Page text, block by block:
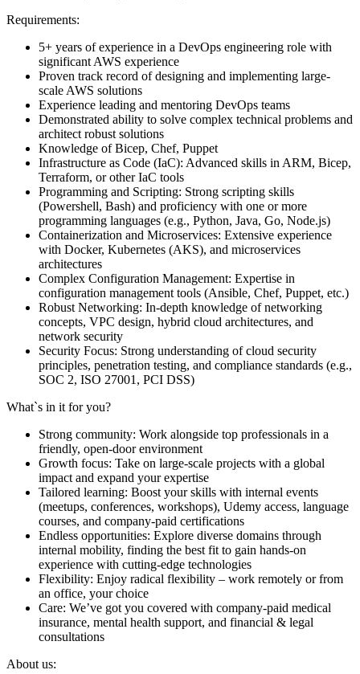
Requirements:
5+ years of experience in a DevOps engineering role with
significant AWS experience
Proven track record of designing and implementing large-
scale AWS solutions
Experience leading and mentoring DevOps teams
Demonstrated ability to solve complex technical problems and
architect robust solutions
Knowledge of Bicep, Chef, Puppet
Infrastructure as Code (IaC): Advanced skills in ARM, Bicep,
Terraform, or other IaC tools
Programming and Scripting: Strong scripting skills
(Powershell, Bash) and proficiency with one or more
programming languages (e.g., Python, Java, Go, Node.js)
Containerization and Microservices: Extensive experience
with Docker, Kubernetes (AKS), and microservices
architectures
Complex Configuration Management: Expertise in
configuration management tools (Ansible, Chef, Puppet, etc.)
Robust Networking: In-depth knowledge of networking
concepts, VPC design, hybrid cloud architectures, and
network security
Security Focus: Strong understanding of cloud security
principles, penetration testing, and compliance standards (e.g.,
SOC 2, ISO 27001, PCI DSS)
What`s in it for you?
Strong community: Work alongside top professionals in a
friendly, open-door environment
Growth focus: Take on large-scale projects with a global
impact and expand your expertise
Tailored learning: Boost your skills with internal events
(meetups, conferences, workshops), Udemy access, language
courses, and company-paid certifications
Endless opportunities: Explore diverse domains through
internal mobility, finding the best fit to gain hands-on
experience with cutting-edge technologies
Flexibility: Enjoy radical flexibility – work remotely or from
an office, your choice
Care: We’ve got you covered with company-paid medical
insurance, mental health support, and financial & legal
consultations
About us: